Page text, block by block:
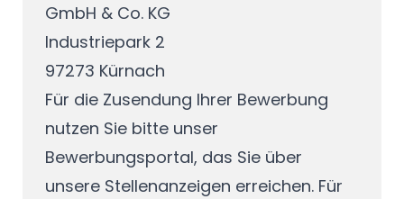
GmbH & Co. KG
Industriepark 2
97273 Kürnach
Für die Zusendung Ihrer Bewerbung
nutzen Sie bitte unser
Bewerbungsportal, das Sie über
unsere Stellenanzeigen erreichen. Für